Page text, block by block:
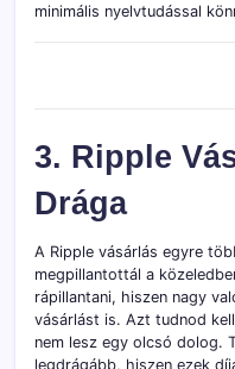
minimális nyelvtudással
3. Ripple
Drága
A Ripple vásárlás egyre
megpillantottál a
rápillantani, hiszen nagy
vásárlást is. Azt tudnod
nem lesz egy olcsó dolog.
legdrágább, hiszen ezek